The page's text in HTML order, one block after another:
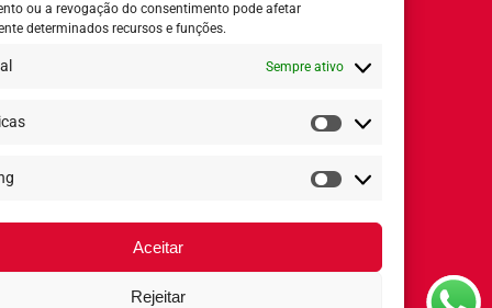
ou a revogação do consentimento pode afetar
determinados recursos e funções.
Sempre ativo
Estatísticas
Marketing
Aceitar
Rejeitar
Horário de Atendimento:
8h ás 18h